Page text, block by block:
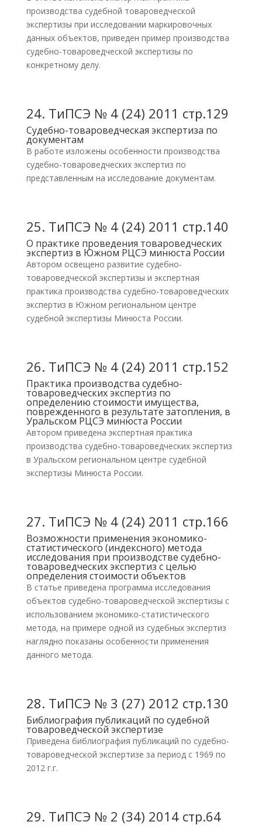
производства судебной товароведческой
экспертизы при исследовании маркировочных
данных объектов, приведен пример производства
судебно-товароведческой экспертизы по
конкретному делу.
24. ТиПСЭ № 4 (24) 2011 стр.129
Судебно-товароведческая экспертиза по
документам
В работе изложены особенности производства
судебно-товароведческих экспертиз по
представленным на исследование документам.
25. ТиПСЭ № 4 (24) 2011 стр.140
О практике проведения товароведческих
экспертиз в Южном РЦСЭ минюста России
Автором освещено развитие судебно-
товароведческой экспертизы и экспертная
практика производства судебно-товароведческих
экспертиз в Южном региональном центре
судебной экспертизы Минюста России.
26. ТиПСЭ № 4 (24) 2011 стр.152
Практика производства судебно-
товароведческих экспертиз по
определению стоимости имущества,
поврежденного в результате затопления, в
Уральском РЦСЭ минюста России
Автором приведена экспертная практика
производства судебно-товароведческих экспертиз
в Уральском региональном центре судебной
экспертизы Минюста России.
27. ТиПСЭ № 4 (24) 2011 стр.166
Возможности применения экономико-
статистического (индексного) метода
исследования при производстве судебно-
товароведческих экспертиз с целью
определения стоимости объектов
В статье приведена программа исследования
объектов судебно-товароведческой экспертизы с
использованием экономико-статистического
метода, на примере одной из судебных экспертиз
наглядно показаны особенности применения
данного метода.
28. ТиПСЭ № 3 (27) 2012 стр.130
Библиография публикаций по судебной
товароведческой экспертизе
Приведена библиография публикаций по судебно-
товароведческой экспертизе за период с 1969 по
2012 г.г.
29. ТиПСЭ № 2 (34) 2014 стр.64